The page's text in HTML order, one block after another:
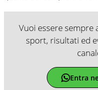
Vuoi essere sempre
sport, risultati ed
Entra